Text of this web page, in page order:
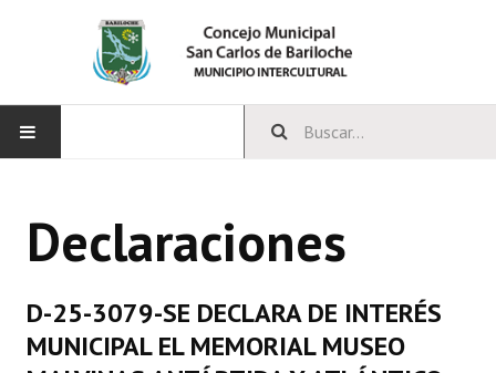
CONCEJO
Integrantes del Concejo
Declaraciones
D-25-3079-SE DECLARA DE INTERÉS
MUNICIPAL EL MEMORIAL MUSEO